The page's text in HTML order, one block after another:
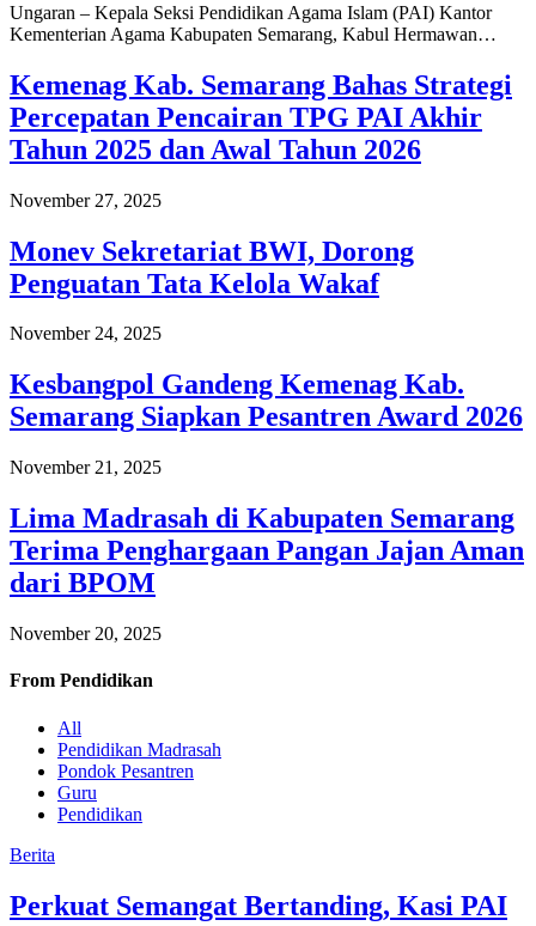
Ungaran – Kepala Seksi Pendidikan Agama Islam (PAI) Kantor
Kementerian Agama Kabupaten Semarang, Kabul Hermawan…
Kemenag Kab. Semarang Bahas Strategi
Percepatan Pencairan TPG PAI Akhir
Tahun 2025 dan Awal Tahun 2026
November 27, 2025
Monev Sekretariat BWI, Dorong
Penguatan Tata Kelola Wakaf
November 24, 2025
Kesbangpol Gandeng Kemenag Kab.
Semarang Siapkan Pesantren Award 2026
November 21, 2025
Lima Madrasah di Kabupaten Semarang
Terima Penghargaan Pangan Jajan Aman
dari BPOM
November 20, 2025
From Pendidikan
All
Pendidikan Madrasah
Pondok Pesantren
Guru
Pendidikan
Berita
Perkuat Semangat Bertanding, Kasi PAI